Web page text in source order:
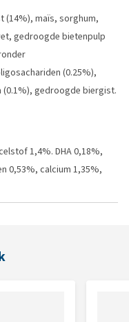
(14%), maïs, sorghum,
gedroogde bietenpulp
(0.25%),
(0.1%), gedroogde biergist.
1,4%. DHA 0,18%,
0,53%, calcium 1,35%,